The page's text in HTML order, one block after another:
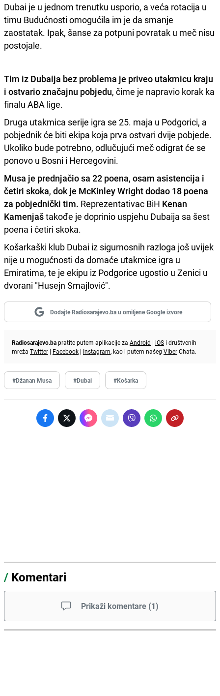
Dubai je u jednom trenutku usporio, a veća rotacija u
timu Budućnosti omogućila im je da smanje
zaostatak. Ipak, šanse za potpuni povratak u meč nisu
postojale.
Tim iz Dubaija bez problema je priveo utakmicu kraju
i ostvario značajnu pobjedu, čime je napravio korak ka
finalu ABA lige.
Druga utakmica serije igra se 25. maja u Podgorici, a
pobjednik će biti ekipa koja prva ostvari dvije pobjede.
Ukoliko bude potrebno, odlučujući meč odigrat će se
ponovo u Bosni i Hercegovini.
Musa je prednjačio sa 22 poena, osam asistencija i
četiri skoka, dok je McKinley Wrightdodao 18 poena
za pobjednički tim. Reprezentativac BiH Kenan
Kamenjaštakođe je doprinio uspjehu Dubaija sa šest
poena i četiri skoka.
Košarkaški klub Dubai iz sigurnosnih razloga još uvijek
nije u mogućnosti da domaće utakmice igra u
Emiratima, te je ekipu iz Podgorice ugostio u Zenici u
dvorani "Husejn Smajlović".
Dodajte Radiosarajevo.ba u omiljene Google izvore
Radiosarajevo.bapratite putem aplikacije za Android | iOS i društvenih
mreža Twitter | Facebook | Instagram, kao i putem našeg ViberChata.
#Džanan Musa #Dubai #Košarka
/ Komentari
Prikaži komentare (1)